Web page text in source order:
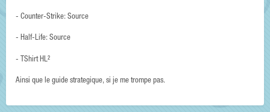
- Counter-Strike: Source
- Half-Life: Source
- TShirt HL²
Ainsi que le guide strategique, si je me trompe pas.